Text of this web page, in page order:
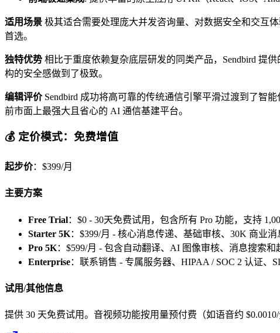
适用场景 极其适合需要处理庞大并发咨询量、对数据安全和交互
首选。
独特优势 相比于重度依赖复杂底层研发的同类产品，Sendbird 提
构的安全感做到了极致。
编辑评价Sendbird 成功将高可靠的传统通信引擎平滑过渡到了智
前市面上最强大且省心的 AI 通信基建平台。
💰 定价模式：免费增值
起步价：$399/月
主要方案
Free Trial：$0 - 30天免费试用，包含所有 Pro 功能，支持
Starter 5K：$399/月 - 核心消息传递、基础审核、30K 商业消
Pro 5K：$599/月 - 包含自动翻译、AI 图像审核、消息搜索和
Enterprise：联系销售 - 专属服务器、HIPAA / SOC 2 认证、
试用/其他信息
提供 30 天免费试用。音视频功能按用量预付费（如语音约